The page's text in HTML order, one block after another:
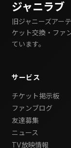
ジャニラブ
旧ジャニーズアー
ケット交換・ファ
ています。
サービス
チケット掲示板
ファンブログ
友達募集
ニュース
TV放映情報